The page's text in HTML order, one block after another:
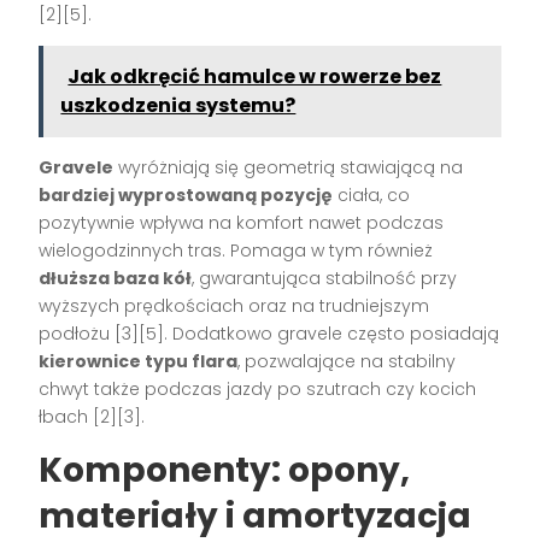
[2][5].
Jak odkręcić hamulce w rowerze bez
uszkodzenia systemu?
Gravele wyróżniają się geometrią stawiającą na
bardziej wyprostowaną pozycję ciała, co
pozytywnie wpływa na komfort nawet podczas
wielogodzinnych tras. Pomaga w tym również
dłuższa baza kół, gwarantująca stabilność przy
wyższych prędkościach oraz na trudniejszym
podłożu [3][5]. Dodatkowo gravele często posiadają
kierownice typu flara, pozwalające na stabilny
chwyt także podczas jazdy po szutrach czy kocich
łbach [2][3].
Komponenty: opony,
materiały i amortyzacja